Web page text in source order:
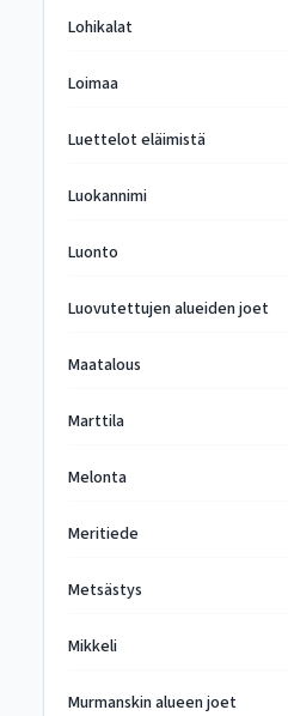
Lohikalat
Loimaa
Luettelot eläimistä
Luokannimi
Luonto
Luovutettujen alueiden joet
Maatalous
Marttila
Melonta
Meritiede
Metsästys
Mikkeli
Murmanskin alueen joet